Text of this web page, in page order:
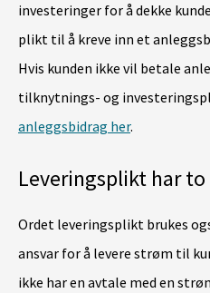
investeringer for å dekke
plikt til å kreve inn et
Hvis kunden ikke vil betale
tilknytnings- og
anleggsbidrag her.
Leveringsplikt har
Ordet leveringsplikt brukes
ansvar for å levere strøm til
ikke har en avtale med en